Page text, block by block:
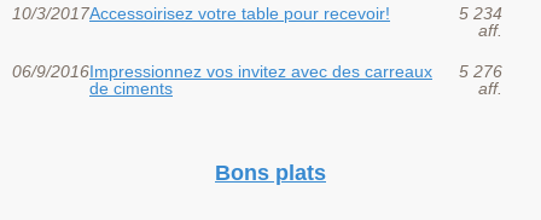
10/3/2017Accessoirisez votre table pour recevoir!
5 234
aff.
06/9/2016Impressionnez vos invitez avec des carreaux
de ciments
5 276
aff.
Bons plats